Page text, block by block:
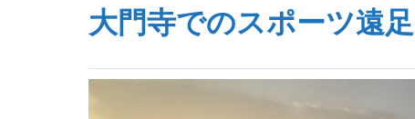
大門寺でのスポーツ遠足